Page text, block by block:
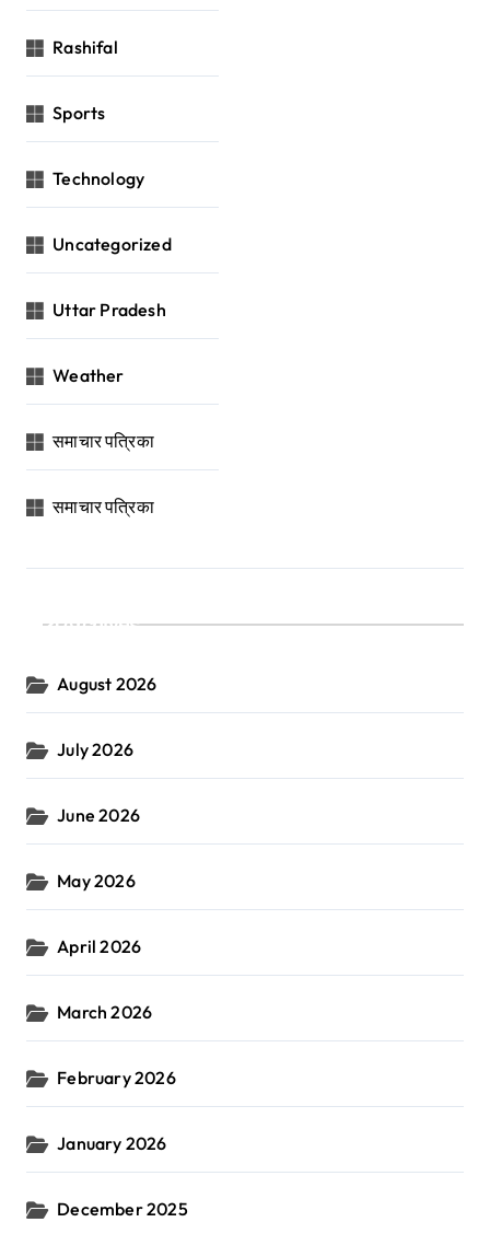
Rashifal
Sports
Technology
Uncategorized
Uttar Pradesh
Weather
समाचार पत्रिका
समाचार पत्रिका
Archives
August 2026
July 2026
June 2026
May 2026
April 2026
March 2026
February 2026
January 2026
December 2025